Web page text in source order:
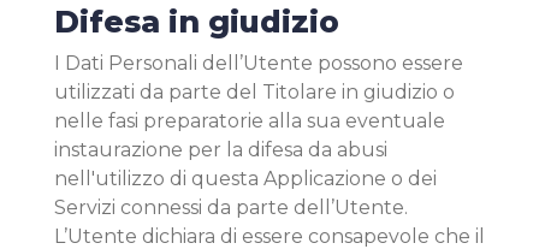
Difesa in giudizio
I Dati Personali dell’Utente possono essere
utilizzati da parte del Titolare in giudizio o
nelle fasi preparatorie alla sua eventuale
instaurazione per la difesa da abusi
nell'utilizzo di questa Applicazione o dei
Servizi connessi da parte dell’Utente.
L’Utente dichiara di essere consapevole che il